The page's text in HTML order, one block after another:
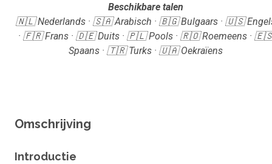
Beschikbare talen
🇳🇱 Nederlands · 🇸🇦 Arabisch · 🇧🇬 Bulgaars · 🇺🇸
· 🇫🇷 Frans · 🇩🇪 Duits · 🇵🇱 Pools · 🇷🇴 Roemeens ·
Spaans · 🇹🇷 Turks · 🇺🇦 Oekraïens
Omschrijving
Introductie